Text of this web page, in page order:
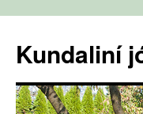
obsahu
webu
Kundaliní